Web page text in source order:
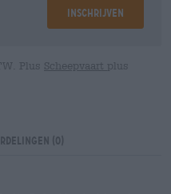
Inschrijven
Plus Scheepvaart plus
(0)